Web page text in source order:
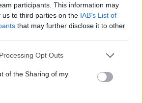
participants. This information may
us to third parties on the IAB’s List of
that may further disclose it to other
Opt Outs
of the Sharing of my
1055 Budapest, Balaton utca 8.
Telefon: +361 475 6000 +361
4756005
http://www.nagyhazi.hu
színvonalú festmények és műtárgyak,
porcelán és ezüst tárgyak, ékszerek,
és aukcionálása. Hagyatékok és